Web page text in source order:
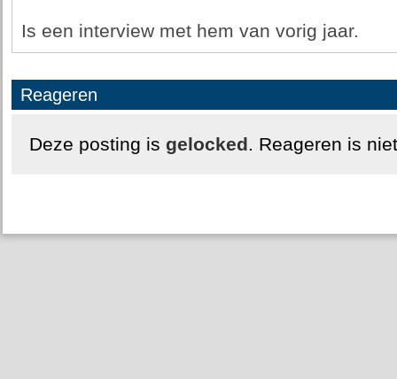
Is een interview met hem van vorig jaar.
Reageren
Deze posting is gelocked. Reageren is